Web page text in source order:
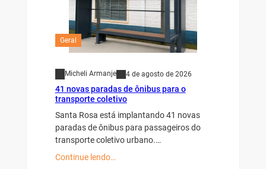
Geral
Micheli Armanje 4 de agosto de 2026
41 novas paradas de ônibus para o
transporte coletivo
Santa Rosa está implantando 41 novas
paradas de ônibus para passageiros do
transporte coletivo urbano.…
Continue lendo…